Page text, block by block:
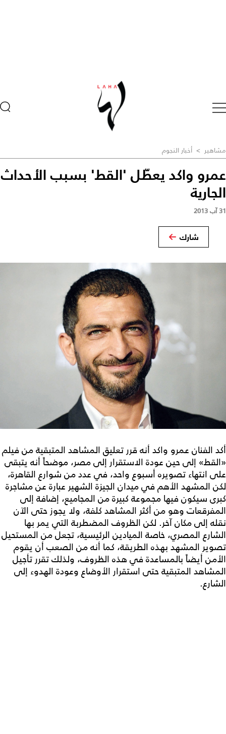
مشاهير > أخبار النجوم
عمرو واكد يعطّل 'القط' بسبب الأحداث
الجارية
31 آب 2013
شارك
أكد الفنان عمرو واكد أنه قرر تعليق المشاهد المتبقية من فيلم
«القط» إلى حين عودة الاستقرار إلى مصر، موضحاً أنه يتبقى
على انتهاء تصويره أسبوع واحد، في عدد من شوارع القاهرة،
لكن المشهد الأهم في ميدان الجيزة الشهير عبارة عن مشاجرة
كبرى سيكون فيها مجموعة كبيرة من المجاميع، إضافة إلى
المفرقعات وهو من أكثر المشاهد كلفة، ولا يجوز حتى الآن
نقله إلى مكان آخر. لكن الظروف المضطربة التي يمر بها
الشارع المصري، خاصة الميادين الرئيسية، تجعل من المستحيل
تصوير المشهد بهذه الطريقة، كما أنه من الصعب أن يقوم
الأمن أيضاً بالمساعدة في هذه الظروف، ولذلك تقرر تأجيل
المشاهد المتبقية حتى استقرار الأوضاع وعودة الهدوء إلى
الشارع.